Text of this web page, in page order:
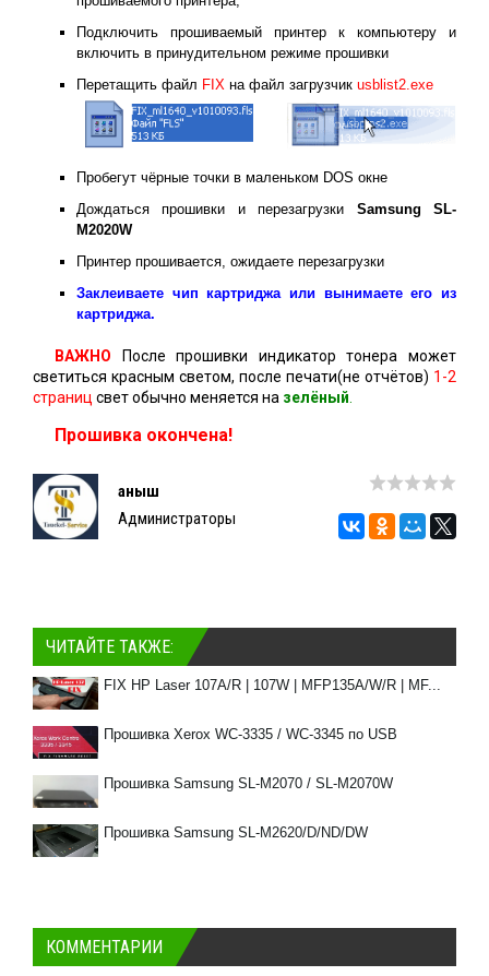
Подключить прошиваемый принтер к компьютеру и
включить в принудительном режиме прошивки
Перетащить файл FIX на файл загрузчик usblist2.exe
Пробегут чёрные точки в маленьком DOS окне
Дождаться прошивки и перезагрузки Samsung SL-
M2020W
Принтер прошивается, ожидаете перезагрузки
Заклеиваете чип картриджа или вынимаете его из
картриджа.
ВАЖНО
После прошивки индикатор тонера может
светиться красным светом, после печати(не отчётов) 1-2
страниц свет обычно меняется на зелёный
Прошивка окончена!
Қаныш
Администраторы
ЧИТАЙТЕ ТАКЖЕ:
FIX HP Laser 107A/R | 107W | MFP135A/W/R | MF...
Прошивка Xerox WC-3335 / WC-3345 по USB
Прошивка Samsung SL-M2070 / SL-M2070W
Прошивка Samsung SL-M2620/D/ND/DW
КОММЕНТАРИИ